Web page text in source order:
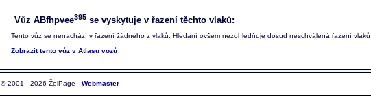
Vůz ABfhpvee395 se vyskytuje v řazení těchto vlaků:
Tento vůz se nenachází v řazení žádného z vlaků. Hledání ovšem nezohledňuje dosud neschválená řazení vlaků.
Zobrazit tento vůz v Atlasu vozů
© 2001 - 2026 ŽelPage - Webmaster